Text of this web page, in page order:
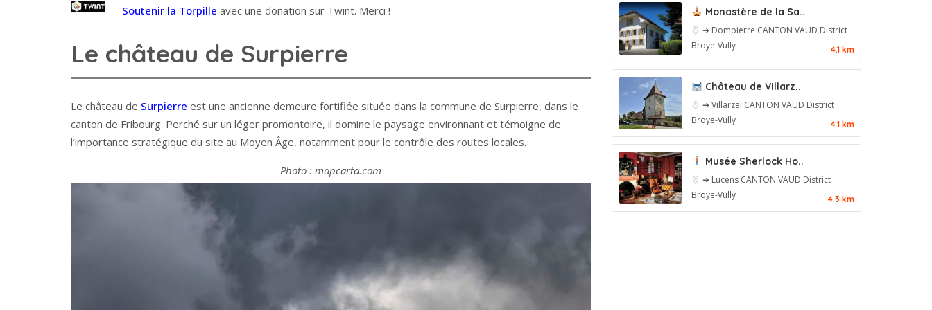
Soutenir la Torpille avec une donation sur Twint. Merci !
Le château de Surpierre
Le château de Surpierre est une ancienne demeure fortifiée située dans la commune de Surpierre, dans le
canton de Fribourg. Perché sur un léger promontoire, il domine le paysage environnant et témoigne de
l’importance stratégique du site au Moyen Âge, notamment pour le contrôle des routes locales.
Photo : mapcarta.com
Monastère de la Sa..
➔ Dompierre CANTON VAUD District
Broye-Vully
4.1 km
Château de Villarz..
➔ Villarzel CANTON VAUD District
Broye-Vully
4.1 km
Musée Sherlock Ho..
➔ Lucens CANTON VAUD District
Broye-Vully
4.3 km